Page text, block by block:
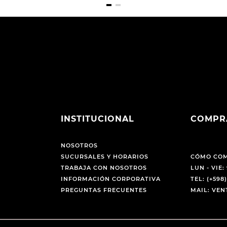
INSTITUCIONAL
NOSOTROS
SUCURSALES Y HORARIOS
TRABAJA CON NOSOTROS
INFORMACIÓN CORPORATIVA
PREGUNTAS FRECUENTES
CÓMO
LUN - VIE:
TEL: (+598)
MAIL: